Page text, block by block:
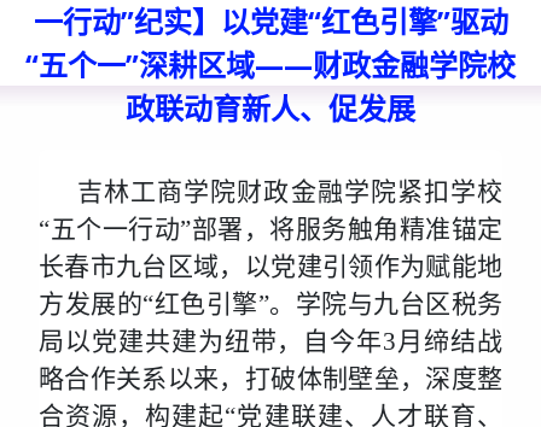
一行动”纪实】以党建“红色引擎”驱动
“五个一”深耕区域——财政金融学院校
政联动育新人、促发展
吉林工商学院财政金融学院紧扣学校
“五个一行动”部署，将服务触角精准锚定
长春市九台区域，以党建引领作为赋能地
方发展的“红色引擎”。学院与九台区税务
局以党建共建为纽带，自今年3月缔结战
略合作关系以来，打破体制壁垒，深度整
合资源，构建起“党建联建、人才联育、